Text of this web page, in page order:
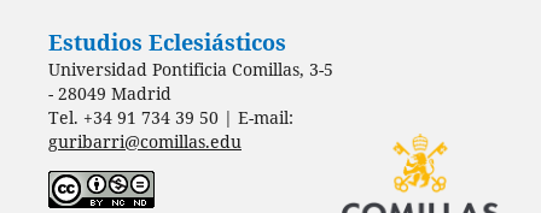
Estudios Eclesiásticos
Universidad Pontificia Comillas, 3-5
- 28049 Madrid
Tel. +34 91 734 39 50 | E-mail:
guribarri@comillas.edu